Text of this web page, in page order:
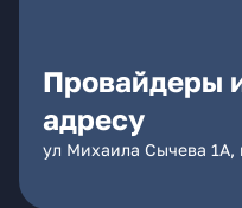
Провайдеры
адресу
ул Михаила Сычева 1А,